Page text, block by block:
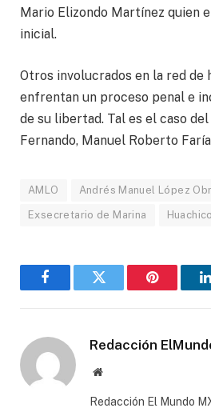
Mario Elizondo Martínez quien
inicial.
Otros involucrados en la red de
enfrentan un proceso penal e
de su libertad. Tal es el caso
Fernando, Manuel Roberto
AMLO Andrés Manuel López
Exsecretario de Marina
FacebookGorjeo Pinterest
Redacción
Sitio
Redacción El Mundo